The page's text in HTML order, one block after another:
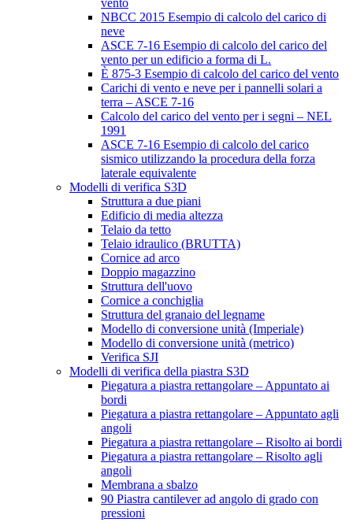
vento
NBCC 2015 Esempio di calcolo del carico di
neve
ASCE 7-16 Esempio di calcolo del carico del
vento per un edificio a forma di L.
È 875-3 Esempio di calcolo del carico del vento
Carichi di vento e neve per i pannelli solari a
terra – ASCE 7-16
Calcolo del carico del vento per i segni – NEL
1991
ASCE 7-16 Esempio di calcolo del carico
sismico utilizzando la procedura della forza
laterale equivalente
Modelli di verifica S3D
Struttura a due piani
Edificio di media altezza
Telaio da tetto
Telaio idraulico (BRUTTA)
Cornice ad arco
Doppio magazzino
Struttura dell'uovo
Cornice a conchiglia
Struttura del granaio del legname
Modello di conversione unità (Imperiale)
Modello di conversione unità (metrico)
Verifica SJI
Modelli di verifica della piastra S3D
Piegatura a piastra rettangolare – Appuntato ai
bordi
Piegatura a piastra rettangolare – Appuntato agli
angoli
Piegatura a piastra rettangolare – Risolto ai bordi
Piegatura a piastra rettangolare – Risolto agli
angoli
Membrana a sbalzo
90 Piastra cantilever ad angolo di grado con
pressioni